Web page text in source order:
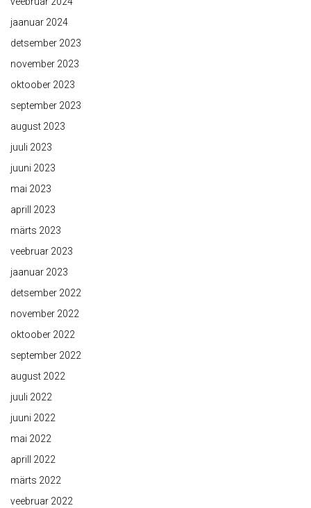
jaanuar 2024
detsember 2023
november 2023
oktoober 2023
september 2023
august 2023
juuli 2023
juuni 2023
mai 2023
aprill 2023
märts 2023
veebruar 2023
jaanuar 2023
detsember 2022
november 2022
oktoober 2022
september 2022
august 2022
juuli 2022
juuni 2022
mai 2022
aprill 2022
märts 2022
veebruar 2022